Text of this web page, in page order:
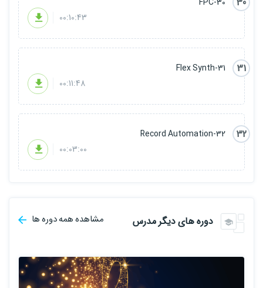
00:10:43
31
31-Flex Synth
00:11:48
32
32-Record Automation
00:03:00
دوره های دیگر مدرس مشاهده همه دوره ها